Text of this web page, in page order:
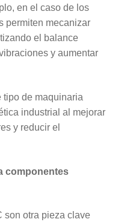
en el caso de los
permiten mecanizar
el balance
y aumentar
tipo de maquinaria
industrial al mejorar
y reducir el
componentes
son otra pieza clave